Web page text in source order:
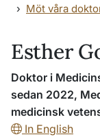
Möt våra
Esther
Doktor i
sedan 2022,
medicinsk
In English